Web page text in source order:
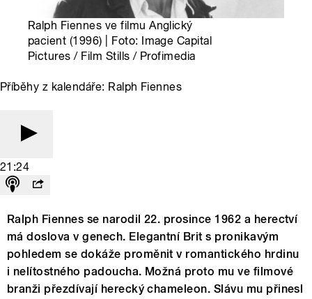
Ralph Fiennes ve filmu Anglický
pacient (1996) | Foto: Image Capital
Pictures / Film Stills / Profimedia
Příběhy z kalendáře: Ralph Fiennes
21:24
Ralph Fiennes se narodil 22. prosince 1962 a herectví
má doslova v genech. Elegantní Brit s pronikavým
pohledem se dokáže proměnit v romantického hrdinu
i nelítostného padoucha. Možná proto mu ve filmové
branži přezdívají herecký chameleon. Slávu mu přinesl